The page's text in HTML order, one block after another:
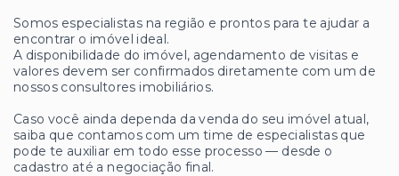
Somos especialistas na região e prontos para te ajudar a
encontrar o imóvel ideal.
A disponibilidade do imóvel, agendamento de visitas e
valores devem ser confirmados diretamente com um de
nossos consultores imobiliários.
Caso você ainda dependa da venda do seu imóvel atual,
saiba que contamos com um time de especialistas que
pode te auxiliar em todo esse processo — desde o
cadastro até a negociação final.